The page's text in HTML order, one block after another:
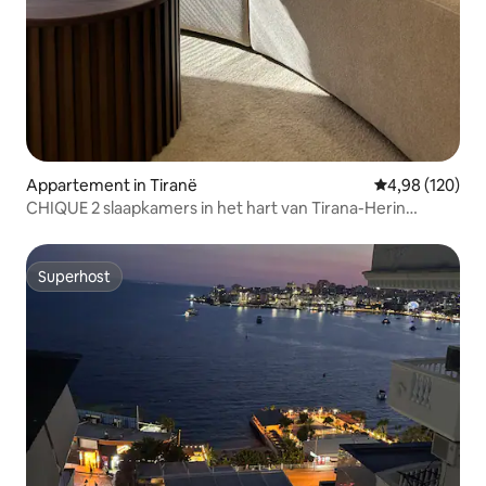
Appartement in Tiranë Gemiddelde
4,98 (120)
CHIQUE 2 slaapkamers in het hart van Tirana-Herin
Superhost
Superhost